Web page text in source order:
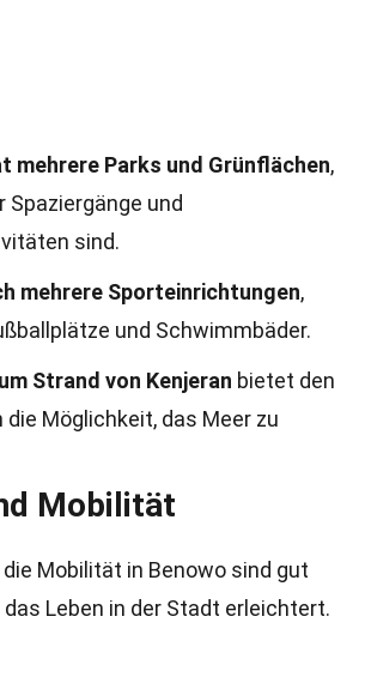
mehrere Parks und Grünflächen,
Spaziergänge und
sind.
mehrere Sporteinrichtungen,
und Schwimmbäder.
Strand von Kenjeran bietet den
die Möglichkeit, das Meer zu
Mobilität
die Mobilität in Benowo sind gut
Leben in der Stadt erleichtert.